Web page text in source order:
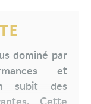
dominé par
et
subit des
Cette